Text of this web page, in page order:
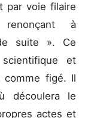
par voie filaire
à
suite ». Ce
et
comme figé. Il
découlera le
actes et